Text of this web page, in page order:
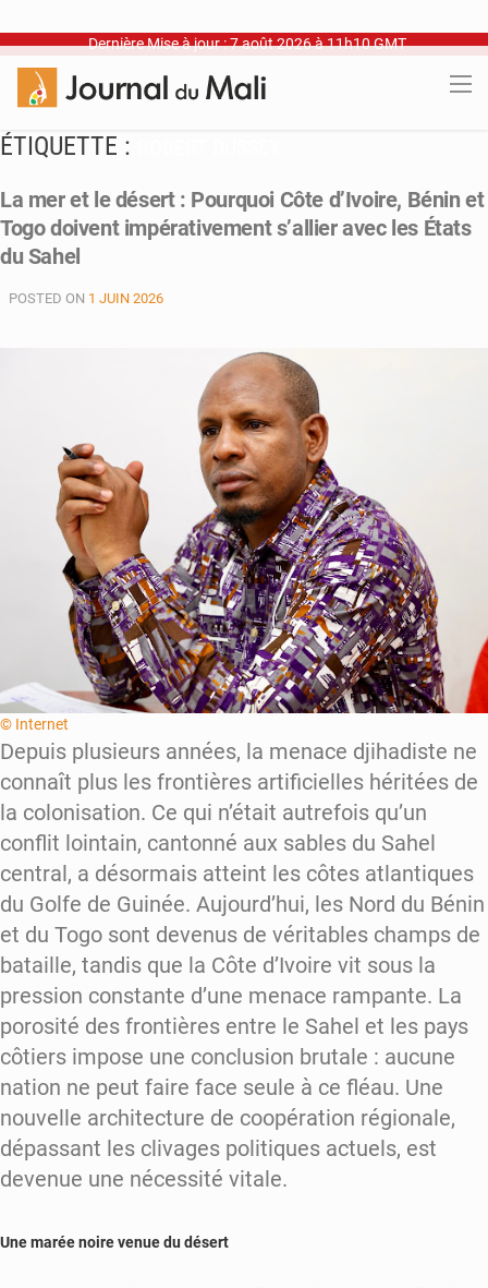
Dernière Mise à jour : 7 août 2026 à 11h10 GMT
ÉTIQUETTE :
La mer et le désert : Pourquoi Côte d’Ivoire, Bénin et
Togo doivent impérativement s’allier avec les États
du Sahel
POSTED ON 1 JUIN 2026
© Internet
Depuis plusieurs années, la menace djihadiste ne
connaît plus les frontières artificielles héritées de
la colonisation. Ce qui n’était autrefois qu’un
conflit lointain, cantonné aux sables du Sahel
central, a désormais atteint les côtes atlantiques
du Golfe de Guinée. Aujourd’hui, les Nord du Bénin
et du Togo sont devenus de véritables champs de
bataille, tandis que la Côte d’Ivoire vit sous la
pression constante d’une menace rampante. La
porosité des frontières entre le Sahel et les pays
côtiers impose une conclusion brutale : aucune
nation ne peut faire face seule à ce fléau. Une
nouvelle architecture de coopération régionale,
dépassant les clivages politiques actuels, est
devenue une nécessité vitale.
Une marée noire venue du désert